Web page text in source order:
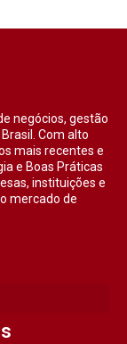
negócios, gestão
Com alto
mais recentes e
e Boas Práticas
instituições e
mercado de